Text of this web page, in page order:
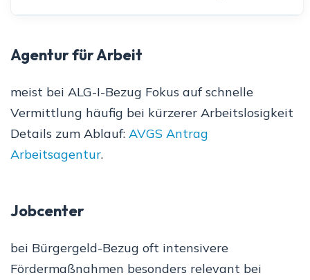
Agentur für Arbeit
meist bei ALG-I-Bezug Fokus auf schnelle
Vermittlung häufig bei kürzerer Arbeitslosigkeit
Details zum Ablauf: AVGS Antrag
Arbeitsagentur.
Jobcenter
bei Bürgergeld-Bezug oft intensivere
Fördermaßnahmen besonders relevant bei